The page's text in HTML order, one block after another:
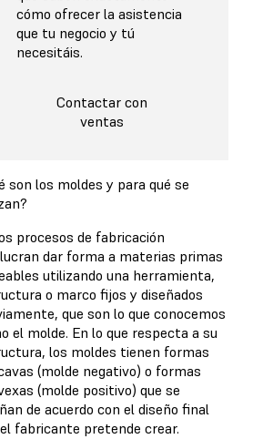
cómo ofrecer la asistencia
que tu negocio y tú
necesitáis.
Contactar con
ventas
son los moldes y para qué se
procesos de fabricación
dar forma a materias primas
utilizando una herramienta,
o marco fijos y diseñados
que son lo que conocemos
el molde. En lo que respecta a su
los moldes tienen formas
(molde negativo) o formas
(molde positivo) que se
de acuerdo con el diseño final
fabricante pretende crear.